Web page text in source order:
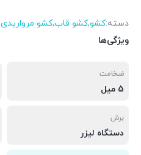
دسته:کشو,کشو قاب,کشو مرواریدی
ویژگی‌ها
ضخامت
5 میل
برش
دستگاه لیزر